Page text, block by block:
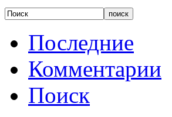
Последние
Комментарии
Поиск